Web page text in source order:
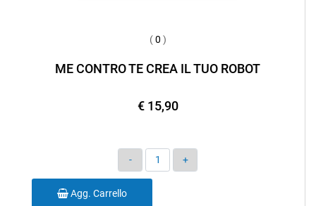
(0 )
ME CONTRO TE CREA IL TUO ROBOT
€ 15,90
Quantità
Agg. Carrello